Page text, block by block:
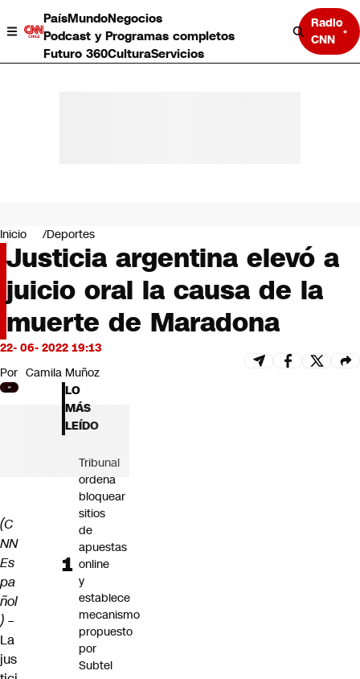
PaísMundoNegocios
Podcast y Programas completos
Futuro 360CulturaServicios
Radio
CNN
Negocios
Deportes
Programas completos
Cultura
Servicios
Bits
CNN tiempo
Futuro 360
Opinión
Inicio Deportes
Justicia argentina elevó a
juicio oral la causa de la
muerte de Maradona
22- 06- 2022 19:13
Por Camila Muñoz
(C
NN
Es
pa
ñol
) –
La
jus
LO
MÁS
LEÍDO
Tribunal
ordena
bloquear
sitios
de
apuestas
online
y
establece
mecanismo
propuesto
por
Subtel